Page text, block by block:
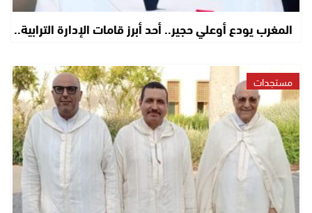
المغرب يودع أوعلي حجير.. أحد أبرز قامات الإدارة الترابية..
مستجدات